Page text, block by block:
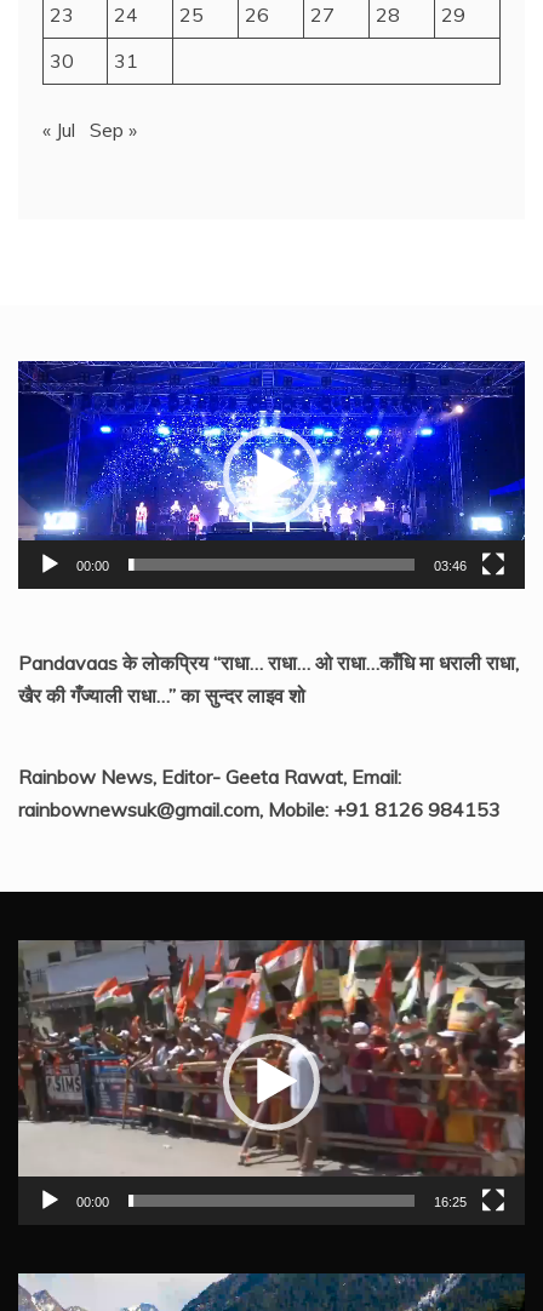
23
24 25 26 27 28
29
30
31
« Jul Sep »
Video
Player
00:00 03:46
Pandavaas के लोकप्रिय “राधा… राधा… ओ राधा…काँधि मा धराली राधा,
खैर की गँज्याली राधा…” का सुन्दर लाइव शो
Rainbow News, Editor- Geeta Rawat, Email:
rainbownewsuk@gmail.com, Mobile: +91 8126 984153
Video
Player
00:00 16:25
Video